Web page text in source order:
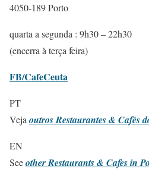
4050-189 Porto
quarta a segunda : 9h30 – 22h30
(encerra à terça feira)
FB/CafeCeuta
PT
Veja outros Restaurantes & Cafés
EN
Seeother Restaurants & Cafes in